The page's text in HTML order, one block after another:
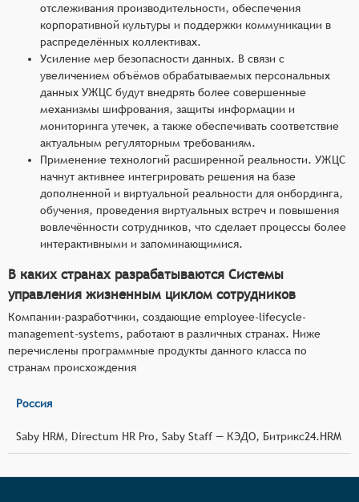
отслеживания производительности, обеспечения
корпоративной культуры и поддержки коммуникации в
распределённых коллективах.
Усиление мер безопасности данных. В связи с
увеличением объёмов обрабатываемых персональных
данных УЖЦС будут внедрять более совершенные
механизмы шифрования, защиты информации и
мониторинга утечек, а также обеспечивать соответствие
актуальным регуляторным требованиям.
Применение технологий расширенной реальности. УЖЦС
начнут активнее интегрировать решения на базе
дополненной и виртуальной реальности для онбординга,
обучения, проведения виртуальных встреч и повышения
вовлечённости сотрудников, что сделает процессы более
интерактивными и запоминающимися.
В каких странах разрабатываются Системы
управления жизненным циклом сотрудников
Компании-разработчики, создающие employee-lifecycle-
management-systems, работают в различных странах. Ниже
перечислены программные продукты данного класса по
странам происхождения
Россия
Saby HRM, Directum HR Pro, Saby Staff — КЭДО, Битрикс24.HRM